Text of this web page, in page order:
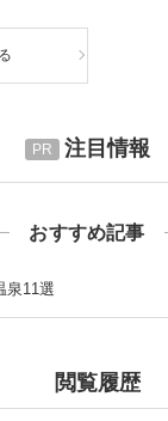
注目情報
おすすめ記事
泉11選
閲覧履歴